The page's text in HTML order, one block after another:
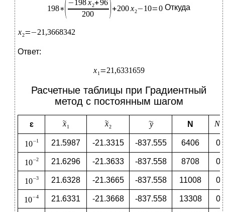
Откуда
Ответ:
Расчетные таблицы при Градиентный
метод с постоянным шагом
ɛ N
21.5987 -21.3315 -837.555 6406 0
21.6296 -21.3633 -837.558 8708 0
21.6328 -21.3665 -837.558 11008 0
21.6331 -21.3668 -837.558 13308 0